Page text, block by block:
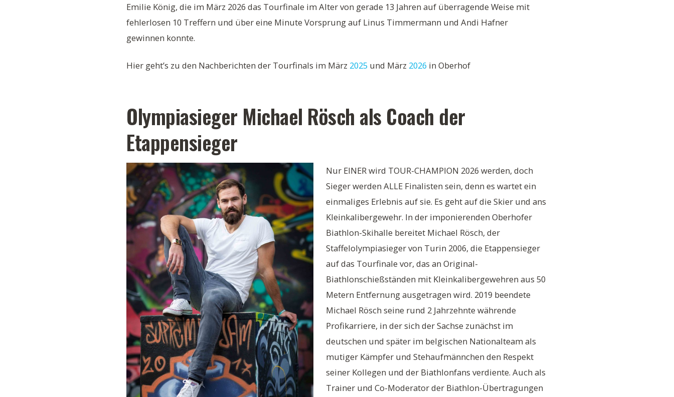
Emilie König, die im März 2026 das Tourfinale im Alter von gerade 13 Jahren auf überragende Weise mit
fehlerlosen 10 Treffern und über eine Minute Vorsprung auf Linus Timmermann und Andi Hafner
gewinnen konnte.
Hier geht’s zu den Nachberichten der Tourfinals im März 2025 und März 2026 in Oberhof
Olympiasieger Michael Rösch als Coach der
Etappensieger
Nur EINER wird TOUR-CHAMPION 2026 werden, doch
Sieger werden ALLE Finalisten sein, denn es wartet ein
einmaliges Erlebnis auf sie. Es geht auf die Skier und ans
Kleinkalibergewehr. In der imponierenden Oberhofer
Biathlon-Skihalle bereitet Michael Rösch, der
Staffelolympiasieger von Turin 2006, die Etappensieger
auf das Tourfinale vor, das an Original-
Biathlonschießständen mit Kleinkalibergewehren aus 50
Metern Entfernung ausgetragen wird. 2019 beendete
Michael Rösch seine rund 2 Jahrzehnte währende
Profikarriere, in der sich der Sachse zunächst im
deutschen und später im belgischen Nationalteam als
mutiger Kämpfer und Stehaufmännchen den Respekt
seiner Kollegen und der Biathlonfans verdiente. Auch als
Trainer und Co-Moderator der Biathlon-Übertragungen